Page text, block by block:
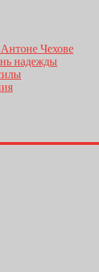
Чехове
надежды